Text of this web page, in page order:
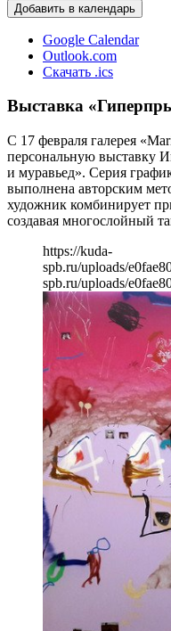
Добавить в календарь
Google Calendar
Outlook.com
Скачать .ics
Выставка
С 17 февраля галерея
персональную выставку
и муравьед». Серия
выполнена авторским
художник комбинирует
создавая многослойный
https://kuda-
spb.ru/uploads/
spb.ru/uploads/